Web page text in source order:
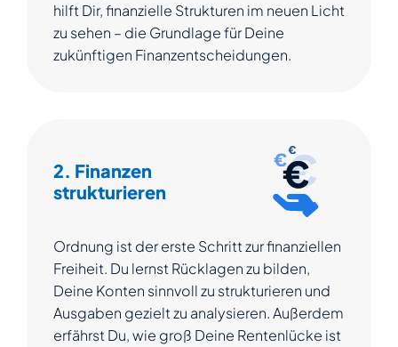
hilft Dir, finanzielle Strukturen im neuen Licht
zu sehen – die Grundlage für Deine
zukünftigen Finanzentscheidungen.
2. Finanzen
strukturieren
Ordnung ist der erste Schritt zur finanziellen
Freiheit. Du lernst Rücklagen zu bilden,
Deine Konten sinnvoll zu strukturieren und
Ausgaben gezielt zu analysieren. Außerdem
erfährst Du, wie groß Deine Rentenlücke ist